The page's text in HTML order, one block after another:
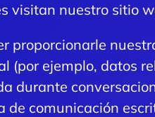
visitan nuestro sitio
proporcionarle
(por ejemplo, datos
durante
de comunicación